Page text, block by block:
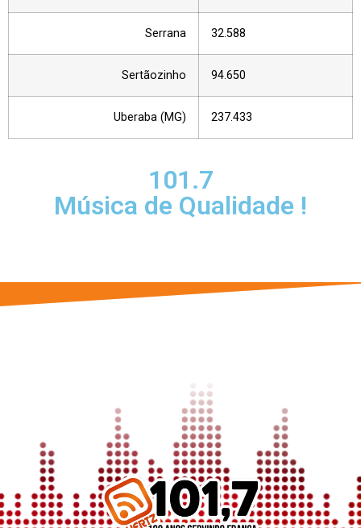
Serrana 32.588
Sertãozinho 94.650
Uberaba (MG) 237.433
101.7
Música de Qualidade !